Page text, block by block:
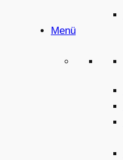
Menü